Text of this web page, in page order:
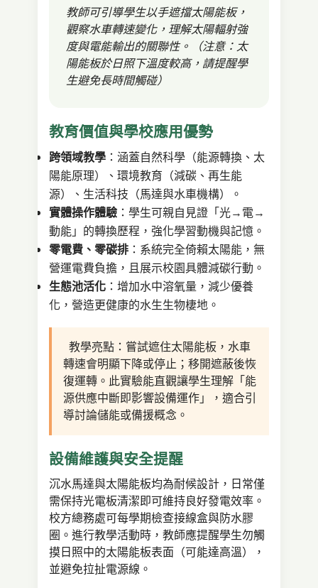
教師可引導學生以手遮擋太陽能板，
觀察水車轉速變化，理解太陽輻射強
度與電能輸出的關聯性。（注意：太
陽能板於日照下溫度較高，請提醒學
生避免長時間觸碰）
教育價值與學校應用優勢
跨領域教學：涵蓋自然科學（能源轉換、太
陽能原理）、環境教育（減碳、再生能
源）、生活科技（馬達與水車機構）。
實體操作體驗：學生可親自見證「光→電→
動能」的轉換歷程，強化學習動機與記憶。
零電費、零碳排：系統完全倚賴太陽能，無
營運電費負擔，且展示校園具體減碳行動。
生態池活化：增加水中溶氧量，減少優養
化，營造更健康的水生生物棲地。
教學亮點：嘗試遮住太陽能板，水車
轉速會明顯下降或停止；移開遮蔽後恢
復運轉。此實驗能直觀讓學生理解「能
源供應中斷即影響設備運作」，適合引
導討論儲能或備援概念。
設備維護與安全提醒
沉水馬達與太陽能板均為耐候設計，日常僅
需保持光電板清潔即可維持良好發電效率。
校方總務處可每學期檢查接線盒與防水膠
圈。進行教學活動時，教師應提醒學生勿觸
摸日照中的太陽能板表面（可能達高溫），
並避免拉扯電源線。